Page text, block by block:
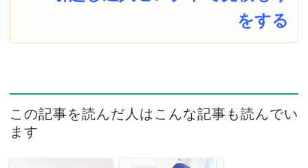
をする
この記事を読んだ人はこんな記事も読んでい
ます